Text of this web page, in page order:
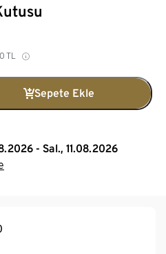
TL
Sepete Ekle
- Sal., 11.08.2026